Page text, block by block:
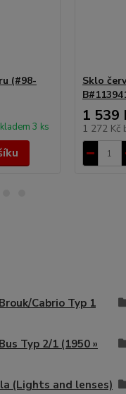
(#98-
3 ks
Sklo
1 539
1 272 Kč
Cabrio Typ 1
Typ 2/1 (1950 »
(Lights and lenses)